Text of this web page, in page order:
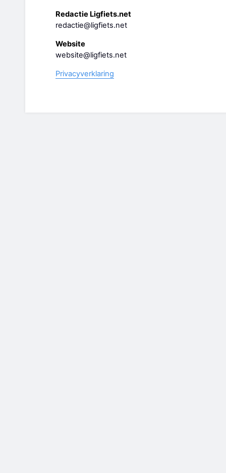
Redactie Ligfiets.net
redactie@ligfiets.net
Website
website@ligfiets.net
Privacyverklaring